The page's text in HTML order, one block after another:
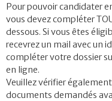
Pour pouvoir candidater
vous devez compléter
dessous. Si vous êtes
recevrez un mail avec un
compléter votre dossier
en ligne.
Veuillez vérifier
documents demandés